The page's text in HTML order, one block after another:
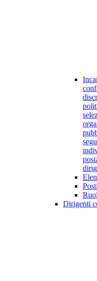
Dirigenti